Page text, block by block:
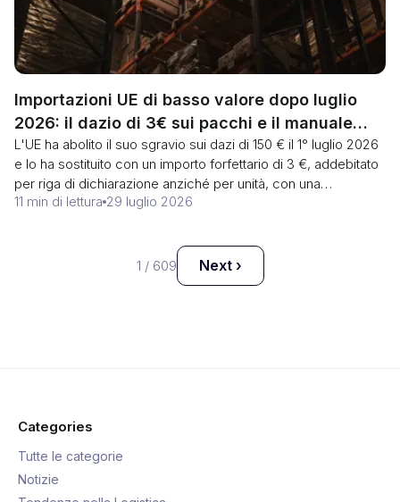
Importazioni UE di basso valore dopo luglio
2026: il dazio di 3€ sui pacchi e il manuale
IOSS
L'UE ha abolito il suo sgravio sui dazi di 150 € il 1° luglio 2026
e lo ha sostituito con un importo forfettario di 3 €, addebitato
per riga di dichiarazione anziché per unità, con una
commissione di gestione di 2 € dovuta entro il 1° novembre.
perché cinque camicie identiche costano 3 € e due articoli
diversi costano 6 €, e le soluzioni da adottare ora.
11 min di lettura 29 luglio 2026
1 / 609 Next ›
Categories
Tutte le categorie
Notizie